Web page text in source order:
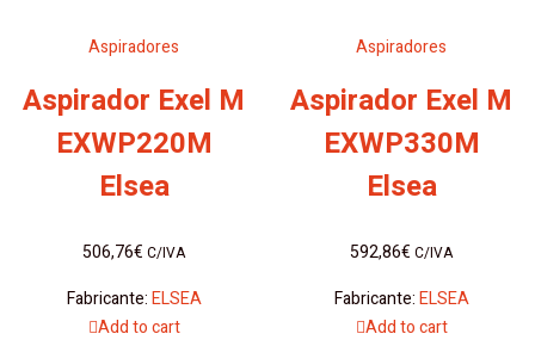
Aspiradores
Aspirador Exel M
EXWP220M
Elsea
506,76€ C/IVA
Fabricante:ELSEA
Add to cart
Aspiradores
Aspirador Exel M
EXWP330M
Elsea
592,86€ C/IVA
Fabricante:ELSEA
Add to cart